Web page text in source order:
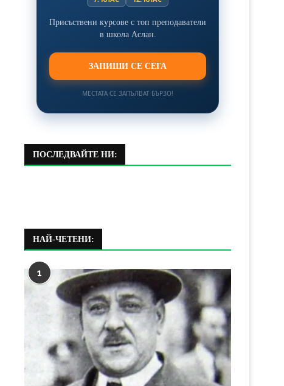
Присъствени курсове с топ преподаватели
в школа Аслан.
ЗАПИШИ СЕ СЕГА
МЕСТАТА СЕ ЗАПЪЛВАТ БЪРЗО!
ПОСЛЕДВАЙТЕ НИ:
НАЙ-ЧЕТЕНИ:
1